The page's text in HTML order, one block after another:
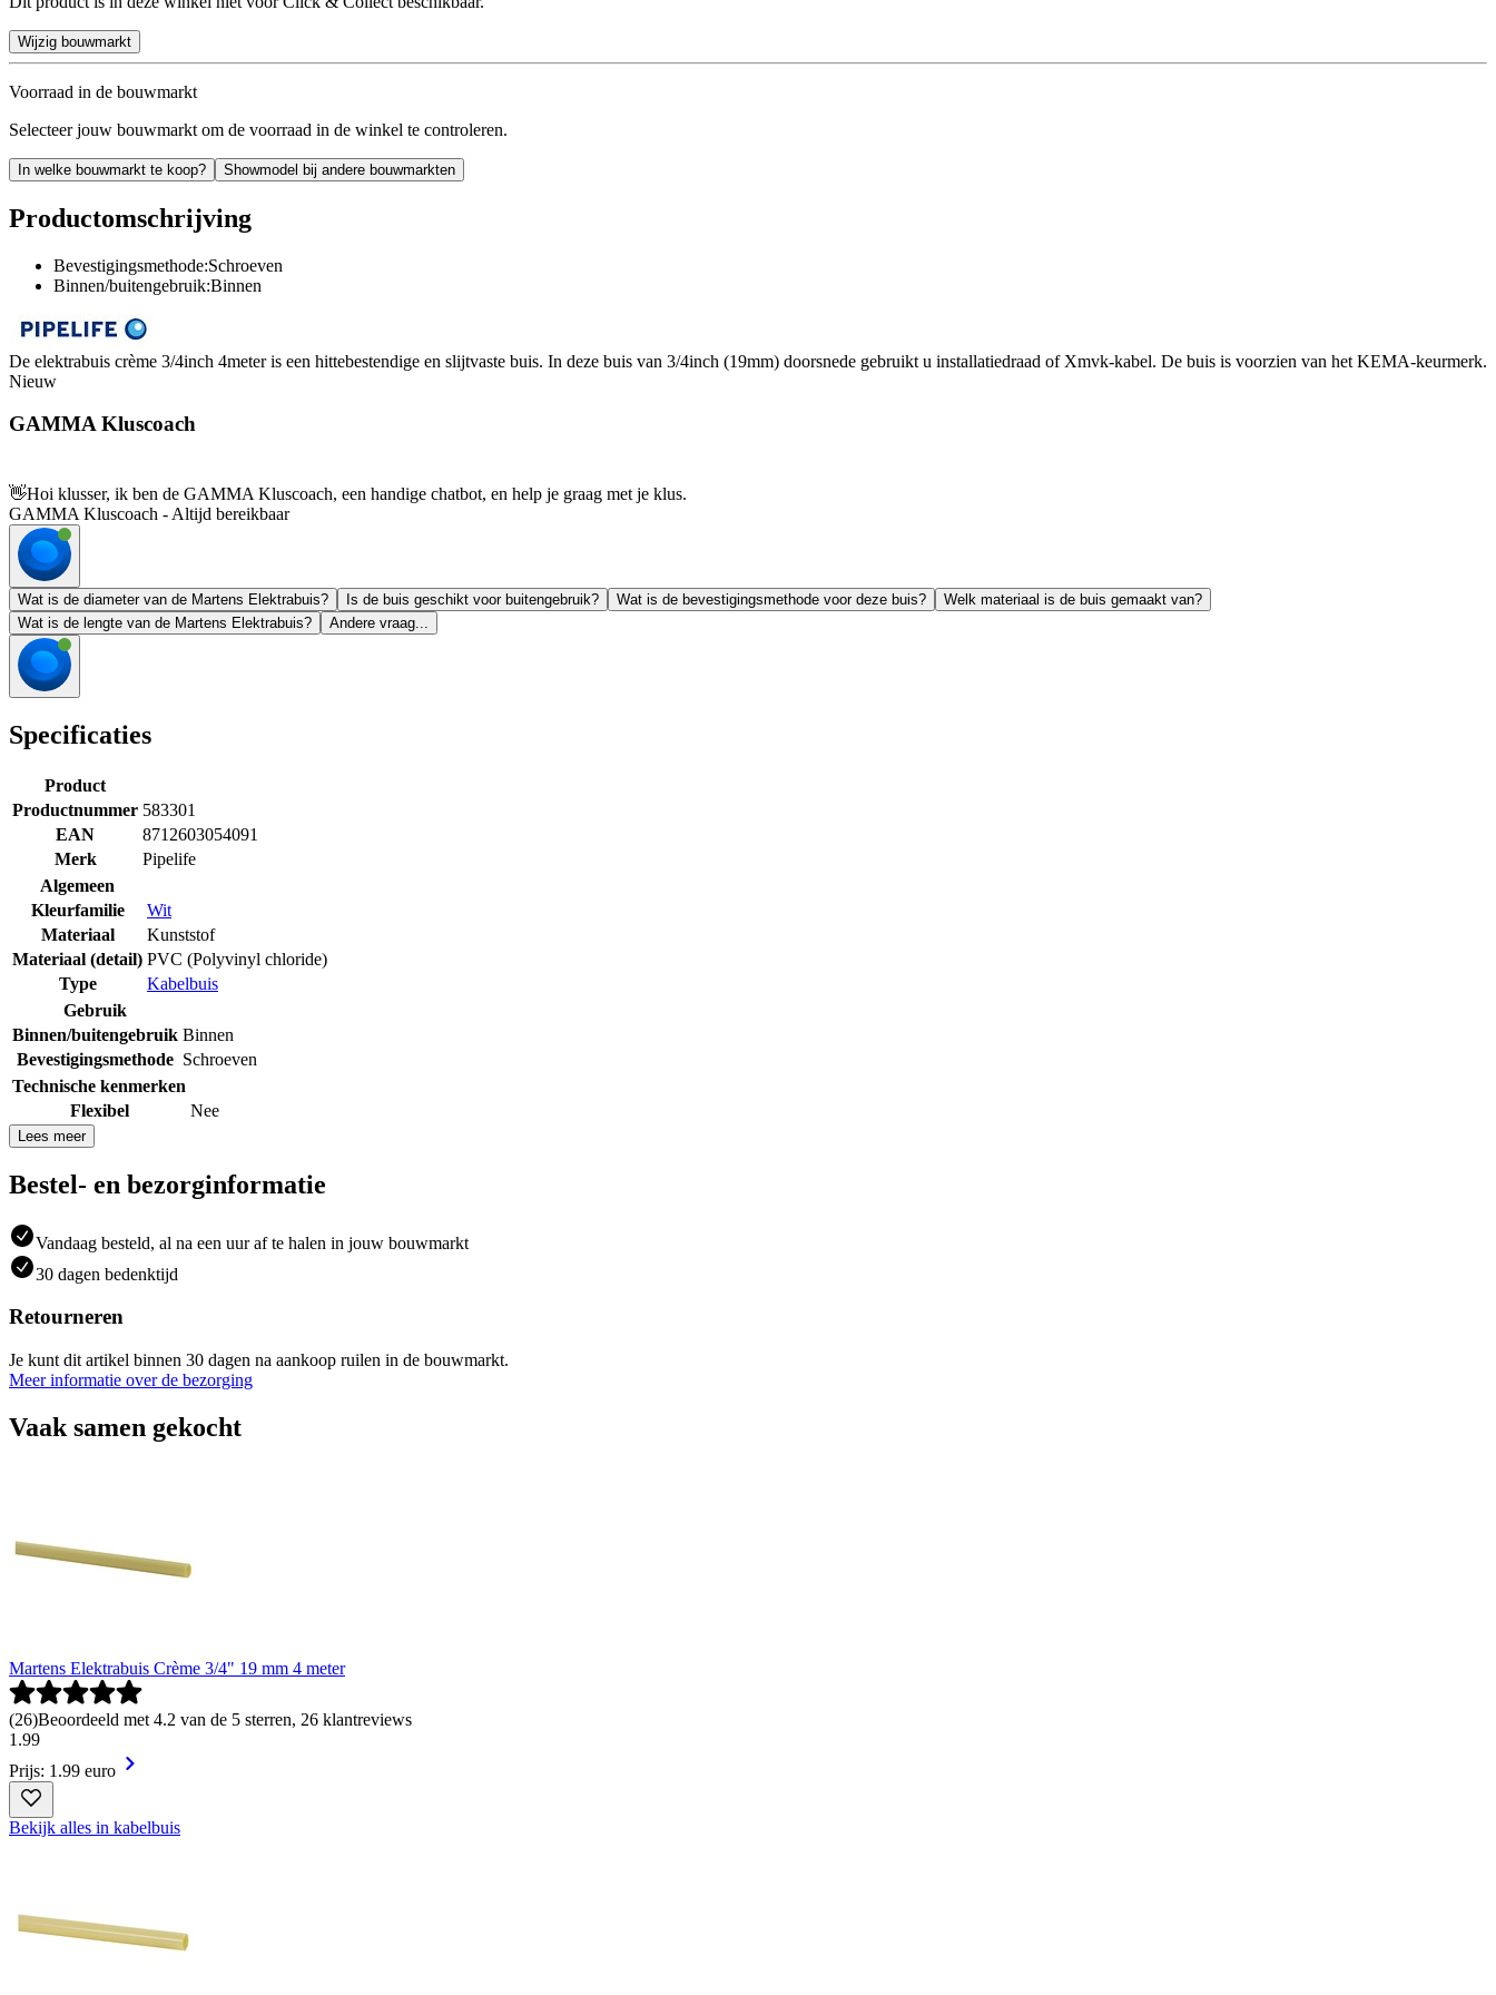
Wijzig bouwmarkt
Voorraad in de bouwmarkt
Selecteer jouw bouwmarkt om de voorraad in de winkel te controleren.
In welke bouwmarkt te koop? Showmodel bij andere bouwmarkten
Productomschrijving
Bevestigingsmethode:Schroeven
Binnen/buitengebruik:Binnen
De elektrabuis crème 3/4inch 4meter is een hittebestendige en slijtvaste buis. In deze buis van 3/4inch (19mm) doorsnede gebruikt u installatiedraad of Xmvk-kabel. De buis is voorzien van het KEMA-keurmerk.
Nieuw
GAMMA Kluscoach
👋Hoi klusser, ik ben de GAMMA Kluscoach, een handige chatbot, en help je graag met je klus.
GAMMA Kluscoach - Altijd bereikbaar
Wat is de diameter van de Martens Elektrabuis? Is de buis geschikt voor buitengebruik? Wat is de bevestigingsmethode voor deze buis?
Welk materiaal is de buis gemaakt van?
Wat is de lengte van de Martens Elektrabuis?
Andere vraag...
Specificaties
Product
Productnummer 583301
EAN
8712603054091
Merk
Pipelife
Algemeen
Kleurfamilie
Wit
Materiaal
Kunststof
Materiaal (detail) PVC (Polyvinyl chloride)
Type
Kabelbuis
Gebruik
Binnen/buitengebruik Binnen
Bevestigingsmethode Schroeven
Technische kenmerken
Flexibel
Nee
Lees meer
Bestel- en bezorginformatie
Vandaag besteld, al na een uur af te halen in jouw bouwmarkt
30 dagen bedenktijd
Retourneren
Je kunt dit artikel binnen 30 dagen na aankoop ruilen in de bouwmarkt.
Meer informatie over de bezorging
Vaak samen gekocht
Martens Elektrabuis Crème 3/4" 19 mm 4 meter
(26)Beoordeeld met 4.2 van de 5 sterren, 26 klantreviews
1 .99
Prijs: 1.99 euro
Bekijk alles in kabelbuis